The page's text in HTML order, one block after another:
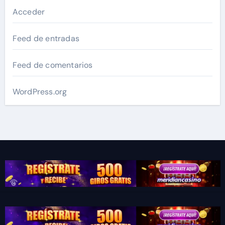
Acceder
Feed de entradas
Feed de comentarios
WordPress.org